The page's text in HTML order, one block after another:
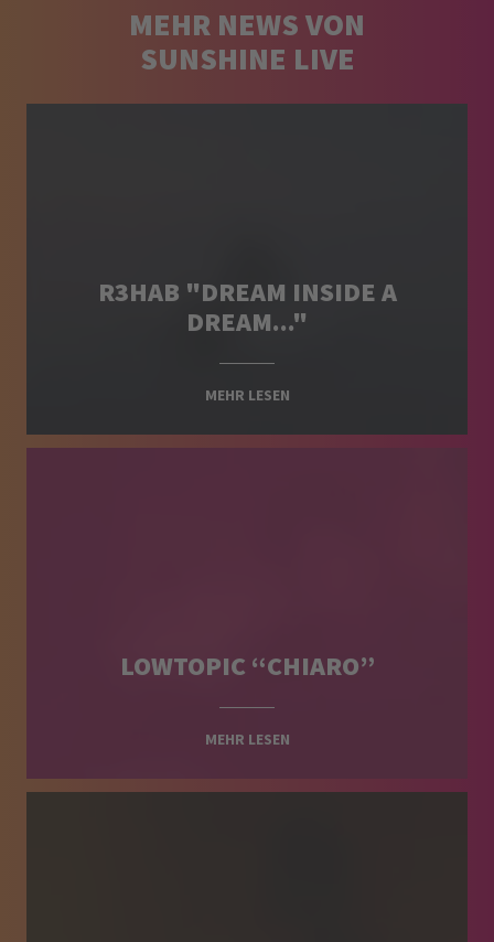
MEHR NEWS VON
SUNSHINE LIVE
R3HAB "DREAM INSIDE A
DREAM..."
MEHR LESEN
LOWTOPIC “CHIARO”
MEHR LESEN